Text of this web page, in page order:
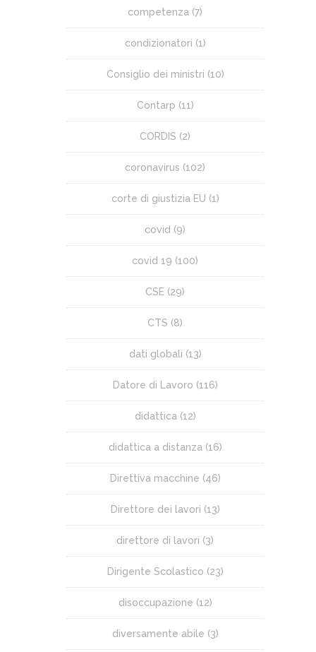
competenza (7)
condizionatori (1)
Consiglio dei ministri (10)
Contarp (11)
CORDIS (2)
coronavirus (102)
corte di giustizia EU (1)
covid (9)
covid 19 (100)
CSE (29)
CTS (8)
dati globali (13)
Datore di Lavoro (116)
didattica (12)
didattica a distanza (16)
Direttiva macchine (46)
Direttore dei lavori (13)
direttore di lavori (3)
Dirigente Scolastico (23)
disoccupazione (12)
diversamente abile (3)